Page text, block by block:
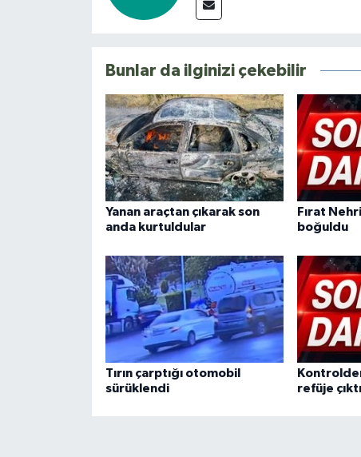
Bunlar da ilginizi çekebilir
Yanan araçtan çıkarak son
anda kurtuldular
Fırat
boğuldu
Tırın çarptığı otomobil
sürüklendi
refüje